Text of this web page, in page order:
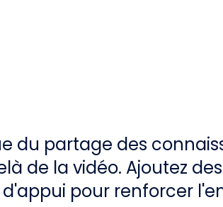
du partage des
de la vidéo. Ajoutez
pour renforcer